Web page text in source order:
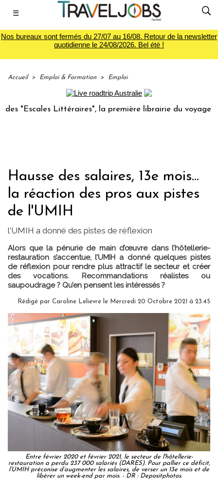
☰
Nos bureaux sont fermés du 27/07 au 16/08. Retour de la newsletter
quotidienne le 24/08/2026. Bel été !
Accueil > Emploi & Formation > Emploi
Littéraires", la première librairie du voyage Le groupe
Hausse des salaires, 13e mois...
la réaction des pros aux pistes
de l'UMIH
l'UMIH a donné des pistes de réflexion
Alors que la pénurie de main d’œuvre dans l’hôtellerie-
restauration s’accentue, l’UMIH a donné quelques pistes
de réflexion pour rendre plus attractif le secteur et créer
des vocations. Recommandations réalistes ou
saupoudrage ? Qu’en pensent les intéressés ?
Rédigé par Caroline Lelievre le Mercredi 20 Octobre 2021 à 23:45
Entre février 2020 et février 2021, le secteur de l'hôtellerie-
restauration a perdu 237 000 salariés (DARES). Pour pallier ce déficit,
l’UMIH préconise d’augmenter les salaires, de verser un 13e mois et de
libérer un week-end par mois. - DR : Depositphotos.